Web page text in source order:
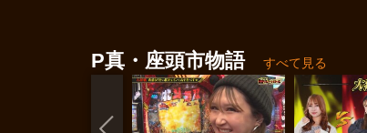
P真・座頭市物語 すべて見る